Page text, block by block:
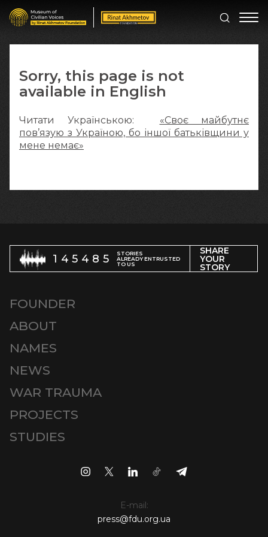
Sorry, this page is not
available in English
Читати Українською: «Своє майбутнє
пов’язую з Україною, бо іншої батьківщини у
мене немає»
145485
STORIES
ALREADY ENTRUSTED
TO US
SHARE
YOUR
STORY
FOUNDER
ABOUT
NAMES
NEWS
WAR TRAUMA
PROJECTS
STUDIES
E-mail:
press@fdu.org.ua